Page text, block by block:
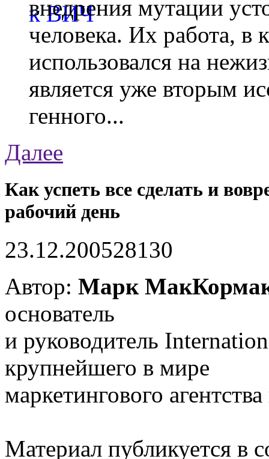
внедрения мутации
человека. Их работа, в
использовался на
является уже вторым
генного...
Далее
Как успеть все сделать и
рабочий день
23.12.200528130
Автор: Марк
основатель
и руководитель
крупнейшего в мире
маркетингового
Материал публикуется в